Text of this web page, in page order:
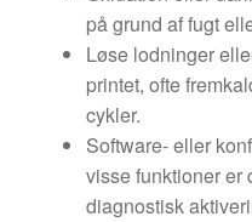
på grund af fugt
Løse lodninger
printet, ofte
cykler.
Software- eller
visse funktioner
diagnostisk